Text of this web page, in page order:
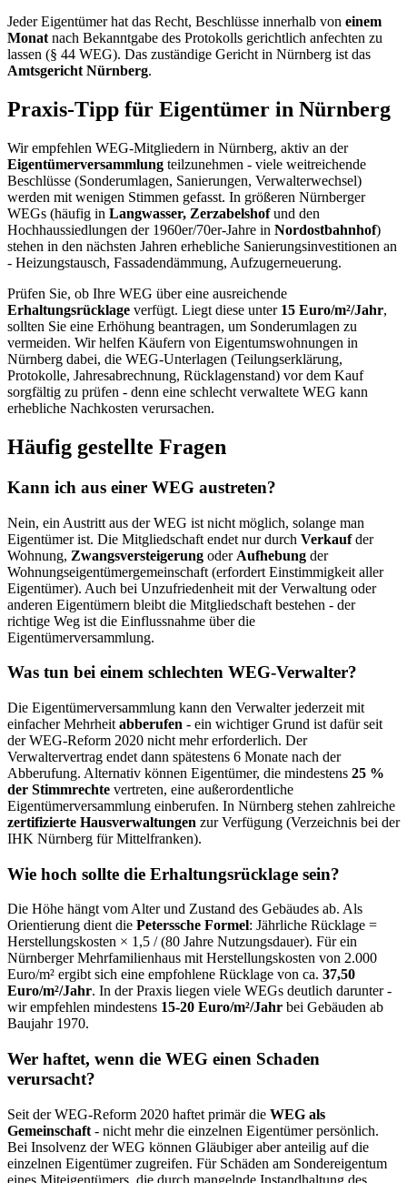
Jeder Eigentümer hat das Recht, Beschlüsse innerhalb von einem
Monat nach Bekanntgabe des Protokolls gerichtlich anfechten zu
lassen (§ 44 WEG). Das zuständige Gericht in Nürnberg ist das
Amtsgericht Nürnberg.
Praxis-Tipp für Eigentümer in Nürnberg
Wir empfehlen WEG-Mitgliedern in Nürnberg, aktiv an der
Eigentümerversammlung teilzunehmen - viele weitreichende
Beschlüsse (Sonderumlagen, Sanierungen, Verwalterwechsel)
werden mit wenigen Stimmen gefasst. In größeren Nürnberger
WEGs (häufig in Langwasser, Zerzabelshofund den
Hochhaussiedlungen der 1960er/70er-Jahre in Nordostbahnhof)
stehen in den nächsten Jahren erhebliche Sanierungsinvestitionen an
- Heizungstausch, Fassadendämmung, Aufzugerneuerung.
Prüfen Sie, ob Ihre WEG über eine ausreichende
Erhaltungsrücklage verfügt. Liegt diese unter 15 Euro/m²/Jahr,
sollten Sie eine Erhöhung beantragen, um Sonderumlagen zu
vermeiden. Wir helfen Käufern von Eigentumswohnungen in
Nürnberg dabei, die WEG-Unterlagen (Teilungserklärung,
Protokolle, Jahresabrechnung, Rücklagenstand) vor dem Kauf
sorgfältig zu prüfen - denn eine schlecht verwaltete WEG kann
erhebliche Nachkosten verursachen.
Häufig gestellte Fragen
Kann ich aus einer WEG austreten?
Nein, ein Austritt aus der WEG ist nicht möglich, solange man
Eigentümer ist. Die Mitgliedschaft endet nur durch Verkaufder
Wohnung, Zwangsversteigerung oder Aufhebung der
Wohnungseigentümergemeinschaft (erfordert Einstimmigkeit aller
Eigentümer). Auch bei Unzufriedenheit mit der Verwaltung oder
anderen Eigentümern bleibt die Mitgliedschaft bestehen - der
richtige Weg ist die Einflussnahme über die
Eigentümerversammlung.
Was tun bei einem schlechten WEG-Verwalter?
Die Eigentümerversammlung kann den Verwalter jederzeit mit
einfacher Mehrheit abberufen - ein wichtiger Grund ist dafür seit
der WEG-Reform 2020 nicht mehr erforderlich. Der
Verwaltervertrag endet dann spätestens 6 Monate nach der
Abberufung. Alternativ können Eigentümer, die mindestens 25 %
der Stimmrechte vertreten, eine außerordentliche
Eigentümerversammlung einberufen. In Nürnberg stehen zahlreiche
zertifizierte Hausverwaltungen zur Verfügung (Verzeichnis bei der
IHK Nürnberg für Mittelfranken).
Wie hoch sollte die Erhaltungsrücklage sein?
Die Höhe hängt vom Alter und Zustand des Gebäudes ab. Als
Orientierung dient die Peterssche Formel: Jährliche Rücklage =
Herstellungskosten × 1,5 / (80 Jahre Nutzungsdauer). Für ein
Nürnberger Mehrfamilienhaus mit Herstellungskosten von 2.000
Euro/m² ergibt sich eine empfohlene Rücklage von ca. 37,50
Euro/m²/Jahr. In der Praxis liegen viele WEGs deutlich darunter -
wir empfehlen mindestens 15-20 Euro/m²/Jahr bei Gebäuden ab
Baujahr 1970.
Wer haftet, wenn die WEG einen Schaden
verursacht?
Seit der WEG-Reform 2020 haftet primär die WEG als
Gemeinschaft - nicht mehr die einzelnen Eigentümer persönlich.
Bei Insolvenz der WEG können Gläubiger aber anteilig auf die
einzelnen Eigentümer zugreifen. Für Schäden am Sondereigentum
eines Miteigentümers, die durch mangelnde Instandhaltung des